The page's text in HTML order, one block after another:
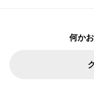
何か